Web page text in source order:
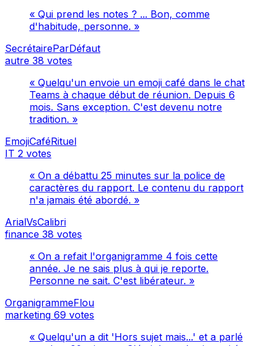
« Qui prend les notes ? ... Bon, comme
d'habitude, personne. »
SecrétaireParDéfaut
autre 38 votes
« Quelqu'un envoie un emoji café dans le chat
Teams à chaque début de réunion. Depuis 6
mois. Sans exception. C'est devenu notre
tradition. »
EmojiCaféRituel
IT 2 votes
« On a débattu 25 minutes sur la police de
caractères du rapport. Le contenu du rapport
n'a jamais été abordé. »
ArialVsCalibri
finance 38 votes
« On a refait l'organigramme 4 fois cette
année. Je ne sais plus à qui je reporte.
Personne ne sait. C'est libérateur. »
OrganigrammeFlou
marketing 69 votes
« Quelqu'un a dit 'Hors sujet mais...' et a parlé